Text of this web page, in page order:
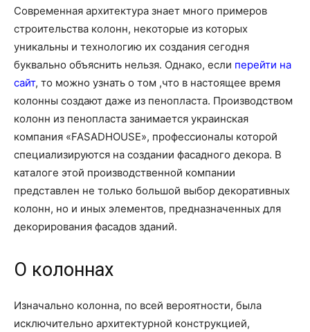
Современная архитектура знает много примеров
строительства колонн, некоторые из которых
уникальны и технологию их создания сегодня
буквально объяснить нельзя. Однако, если перейти на
сайт, то можно узнать о том ,что в настоящее время
колонны создают даже из пенопласта. Производством
колонн из пенопласта занимается украинская
компания «FASADHOUSE», профессионалы которой
специализируются на создании фасадного декора. В
каталоге этой производственной компании
представлен не только большой выбор декоративных
колонн, но и иных элементов, предназначенных для
декорирования фасадов зданий.
О колоннах
Изначально колонна, по всей вероятности, была
исключительно архитектурной конструкцией,